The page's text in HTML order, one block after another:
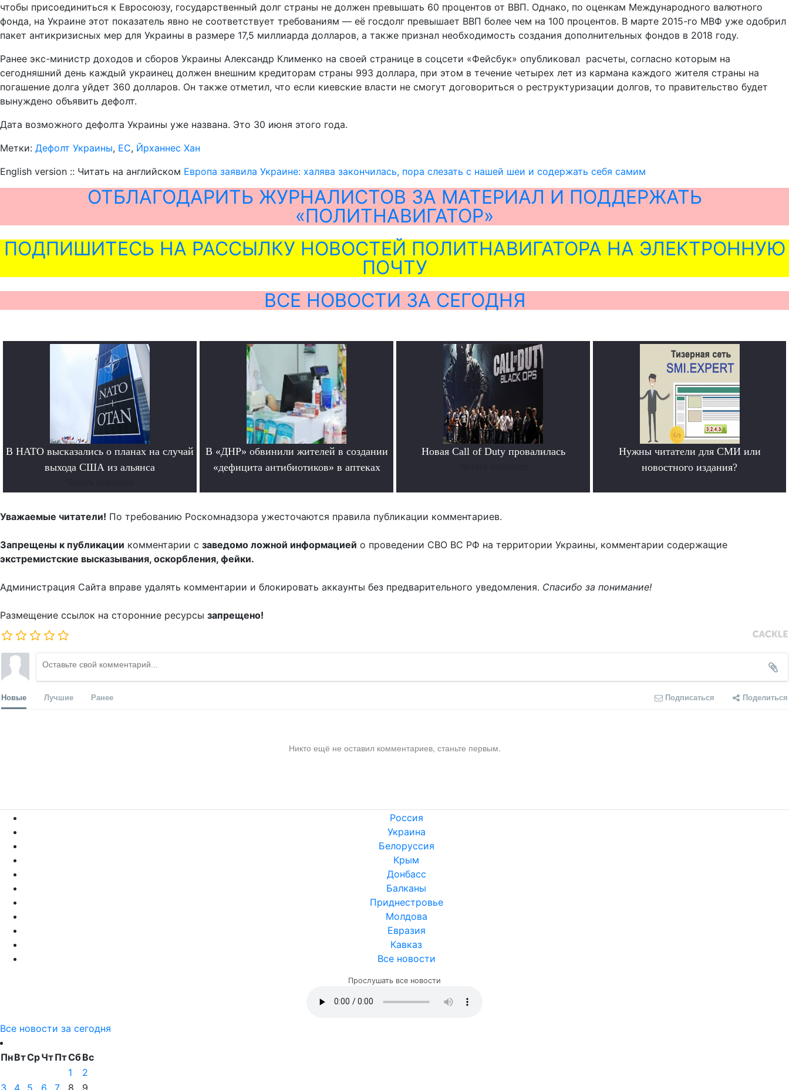
чтобы присоединиться к Евросоюзу, государственный долг страны не должен превышать 60 процентов от ВВП. Однако, по оценкам Международного валютного
фонда, на Украине этот показатель явно не соответствует требованиям — её госдолг превышает ВВП более чем на 100 процентов. В марте 2015-го МВФ уже одобрил
пакет антикризисных мер для Украины в размере 17,5 миллиарда долларов, а также признал необходимость создания дополнительных фондов в 2018 году.
Ранее экс-министр доходов и сборов Украины Александр Клименко на своей странице в соцсети «Фейсбук» опубликовал расчеты, согласно которым на
сегодняшний день каждый украинец должен внешним кредиторам страны 993 доллара, при этом в течение четырех лет из кармана каждого жителя страны на
погашение долга уйдет 360 долларов. Он также отметил, что если киевские власти не смогут договориться о реструктуризации долгов, то правительство будет
вынуждено объявить дефолт.
Дата возможного дефолта Украины уже названа. Это 30 июня этого года.
Метки: Дефолт Украины, ЕС, Йрханнес Хан
English version :: Читать на английском Европа заявила Украине: халява закончилась, пора слезать с нашей шеи и содержать себя самим
ОТБЛАГОДАРИТЬ ЖУРНАЛИСТОВ ЗА МАТЕРИАЛ И ПОДДЕРЖАТЬ
«ПОЛИТНАВИГАТОР»
ПОДПИШИТЕСЬ НА РАССЫЛКУ НОВОСТЕЙ ПОЛИТНАВИГАТОРА НА ЭЛЕКТРОННУЮ
ПОЧТУ
ВСЕ НОВОСТИ ЗА СЕГОДНЯ
В НАТО высказались о планах на случай
выхода США из альянса
В «ДНР» обвинили жителей в создании
«дефицита антибиотиков» в аптеках
Новая Call of Duty провалилась
Нужны читатели для СМИ или
новостного издания?
Уважаемые читатели! По требованию Роскомнадзора ужесточаются правила публикации комментариев.
Запрещены к публикации комментарии с заведомо ложной информацией о проведении СВО ВС РФ на территории Украины, комментарии содержащие
экстремистские высказывания, оскорбления, фейки.
Администрация Сайта вправе удалять комментарии и блокировать аккаунты без предварительного уведомления. Спасибо за понимание!
Размещение ссылок на сторонние ресурсы запрещено!
Новые Лучшие Ранее Подписаться Поделиться
Никто ещё не оставил комментариев, станьте первым.
Россия
Украина
Белоруссия
Крым
Донбасс
Балканы
Приднестровье
Молдова
Евразия
Кавказ
Все новости
Прослушать все новости
Все новости за сегодня
ПнВтСрЧтПтСбВс
1
2
3
4 5 6 7 8
9